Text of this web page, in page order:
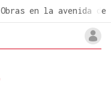
Obras en la avenida de